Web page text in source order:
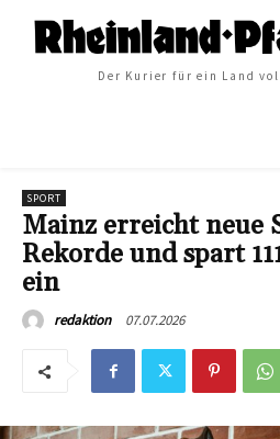
Der Kurier für ein Land
SPORT
Mainz erreicht neue
Rekorde und spart
ein
redaktion 07.07.2026